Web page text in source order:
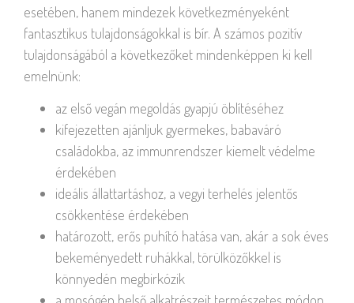
esetében, hanem mindezek következményeként
fantasztikus tulajdonságokkal is bír. A számos pozitív
tulajdonságából a következőket mindenképpen ki kell
emelnünk:
az első vegán megoldás gyapjú öblítéséhez
kifejezetten ajánljuk gyermekes, babaváró
családokba, az immunrendszer kiemelt védelme
érdekében
ideális állattartáshoz, a vegyi terhelés jelentős
csökkentése érdekében
határozott, erős puhító hatása van, akár a sok éves
bekeményedett ruhákkal, törülközőkkel is
könnyedén megbirkózik